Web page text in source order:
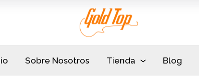
Sobre Nosotros Tienda Blog